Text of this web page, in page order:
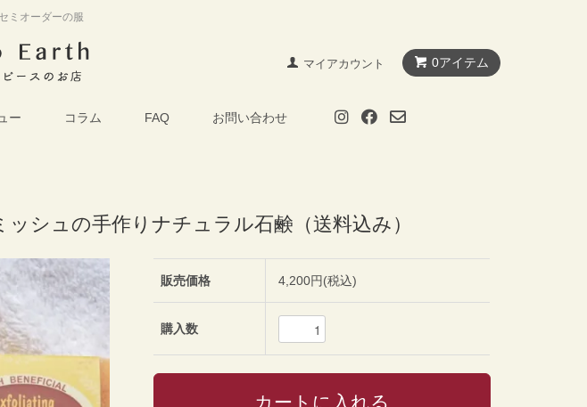
ミオーダーの服
0アイテム
マイアカウント
ー コラム FAQ お問い合わせ
シュの手作りナチュラル石鹸（送料込み）
販売価格 4,200円(税込)
購入数